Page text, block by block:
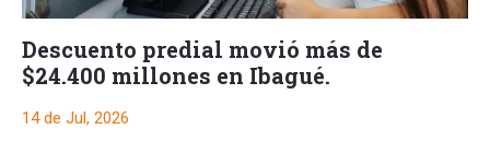
Descuento predial movió más de
$24.400 millones en Ibagué.
14 de Jul, 2026